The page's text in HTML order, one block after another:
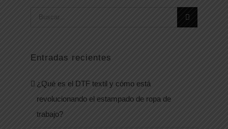
Buscar:
Entradas recientes
¿Qué es el DTF textil y cómo está
revolucionando el estampado de ropa de
trabajo?